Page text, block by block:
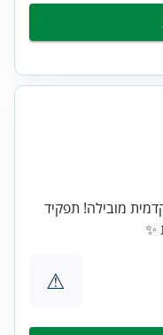
מובילה! תפקיד
✨
⚠